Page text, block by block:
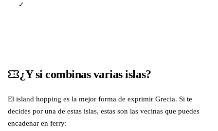
✓
¿Y si combinas varias islas?
El island hopping es la mejor forma de exprimir Grecia. Si te
decides por una de estas islas, estas son las vecinas que puedes
encadenar en ferry: